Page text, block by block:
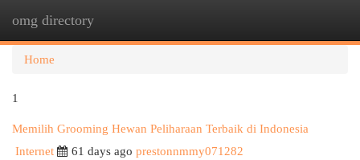
omg directory
Home
1
Memilih Grooming Hewan Peliharaan Terbaik di Indonesia
Internet
61 days ago prestonnmmy071282